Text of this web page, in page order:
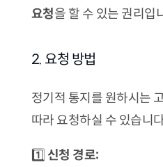
요청을 할 수 있는 권리입
2. 요청 방법
정기적 통지를 원하시는
따라 요청하실 수 있습니
1️⃣ 신청 경로: